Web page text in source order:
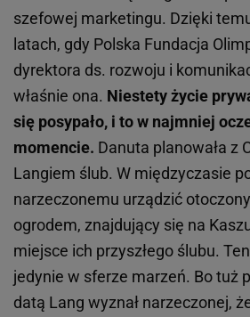
szefowej marketingu. Dzięki
latach, gdy Polska Fundacja
dyrektora ds. rozwoju i
właśnie ona. Niestety życie
się posypało, i to w najmniej
momencie. Danuta planowała z
Langiem ślub. W międzyczasie
narzeczonemu urządzić
ogrodem, znajdujący się na
miejsce ich przyszłego ślubu.
jedynie w sferze marzeń. Bo tuż
datą Lang wyznał narzeczonej,